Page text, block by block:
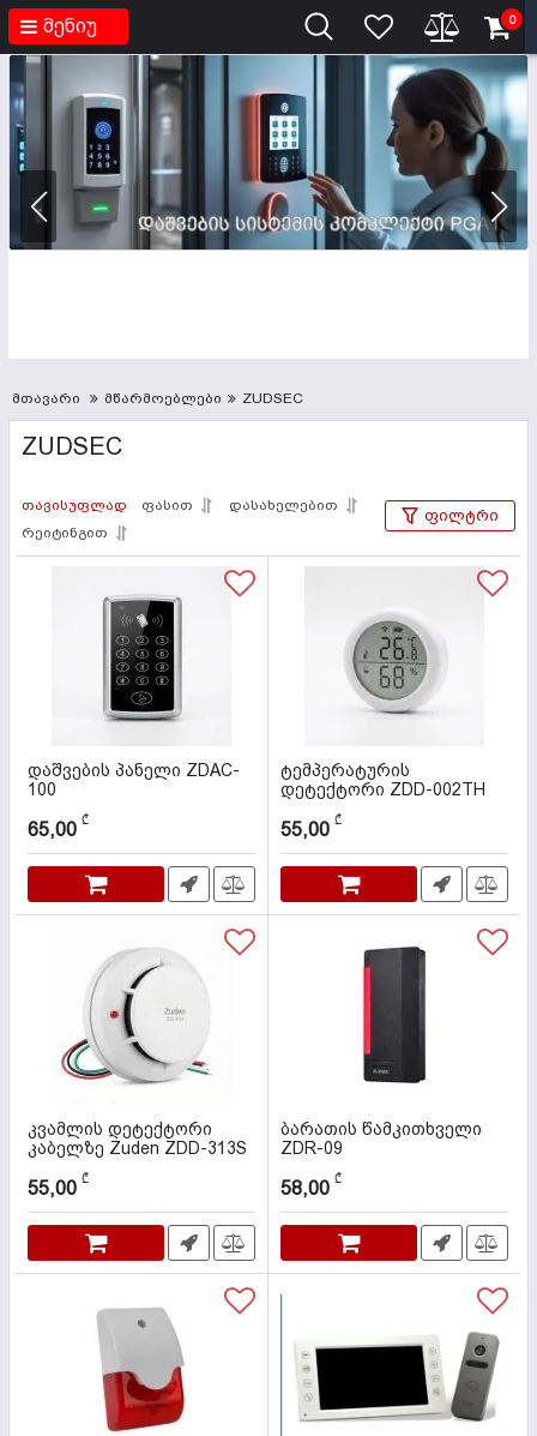
მენიუ 0
მთავარი მწარმოებლები ZUDSEC
ZUDSEC
თავისუფლად ფასით
დასახელებით
რეიტინგით
ფილტრი
დაშვების პანელი ZDAC-
100
000092
65,00 ₾
ტემპერატურის
დეტექტორი ZDD-002TH
000072
55,00 ₾
კვამლის დეტექტორი
კაბელზე Zuden ZDD-313S
000057
55,00 ₾
ბარათის წამკითხველი
ZDR-09
000095
58,00 ₾